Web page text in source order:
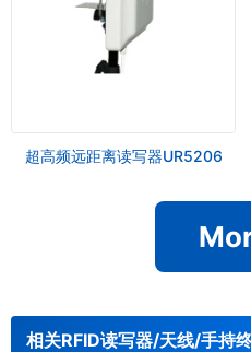
超高频远距离读写器UR5206
相关RFID读写器/天线/手持